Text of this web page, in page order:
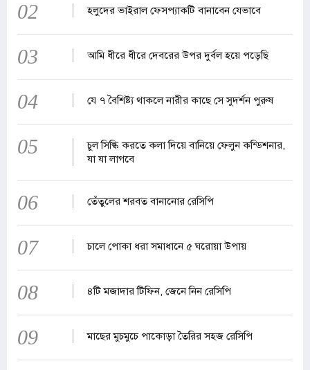
02 হলুদের ভাইরাল ফেসপ্যাকটি বানাবেন যেভাবে
03 আমি ধীরে ধীরে দেবরের উপর দুর্বল হয়ে পড়েছি
04 যে ৭ বৈশিষ্ট্য থাকলে নারীর কাছে সে সুদর্শন পুরুষ
05
চুল সিল্কি করতে কলা দিয়ে বানিয়ে ফেলুন কন্ডিশনার,
যা যা লাগবে
06 তেঁতুলের শরবত বানানোর রেসিপি
07 চালে পোকা ধরা সমাধানে ৫ ঘরোয়া উপায়
08 ৪টি মজাদার টিফিন, জেনে নিন রেসিপি
09 মাছের মুচমুচে পাকোড়া তৈরির সহজ রেসিপি